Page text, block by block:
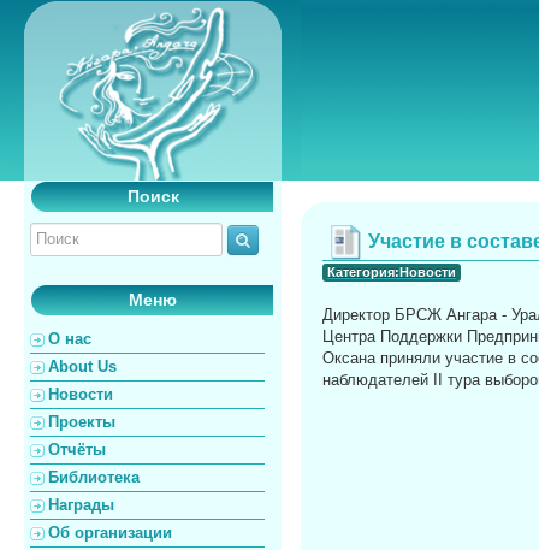
Поиск
Меню
О нас
About Us
Новости
Проекты
Отчёты
Библиотека
Награды
Об организации
Участие в
Категория:Новости
Директор БРСЖ Ангара -
Центра Поддержки
Оксана приняли участие в
наблюдателей II тура